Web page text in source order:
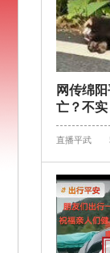
网传绵
亡？不实
直播平武